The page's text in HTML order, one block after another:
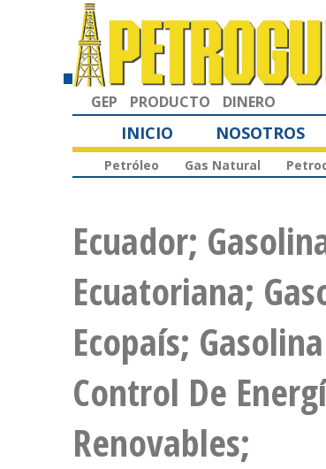
GEP PRODUCTO DINERO
INICIO NOSOTROS
Petróleo Gas Natural
Ecuador;
Ecuatoriana;
Ecopaís;
Control De
Renovables;